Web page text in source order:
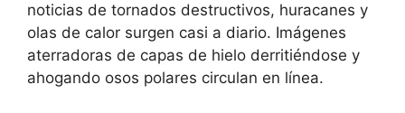
noticias de tornados destructivos, huracanes y
olas de calor surgen casi a diario. Imágenes
aterradoras de capas de hielo derritiéndose y
ahogando osos polares circulan en línea.